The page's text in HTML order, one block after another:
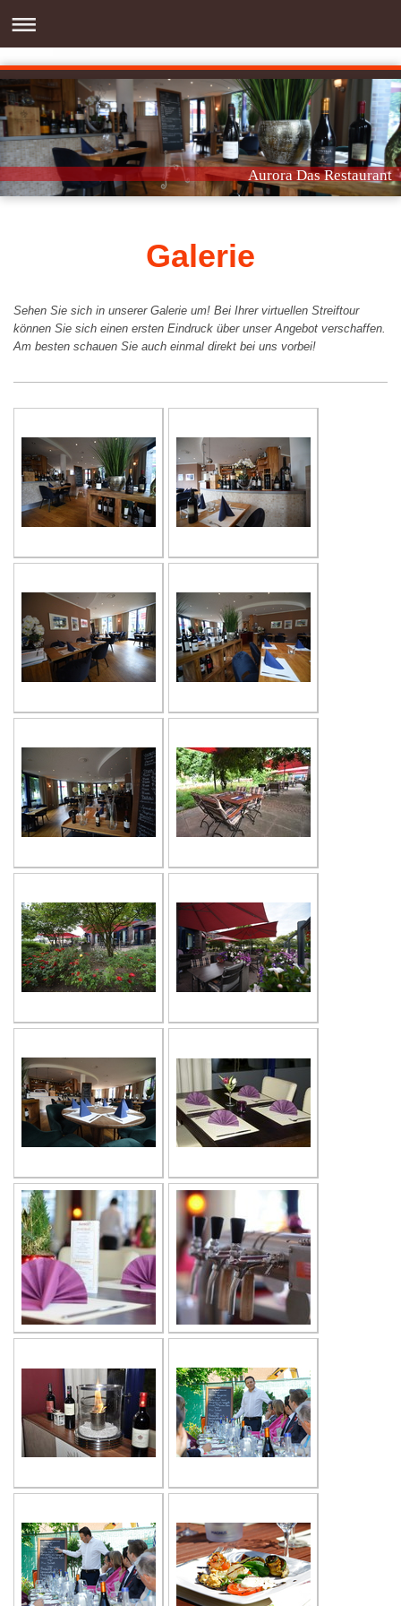
Aurora Das Restaurant
Galerie
Sehen Sie sich in unserer Galerie um! Bei Ihrer virtuellen Streiftour
können Sie sich einen ersten Eindruck über unser Angebot verschaffen.
Am besten schauen Sie auch einmal direkt bei uns vorbei!